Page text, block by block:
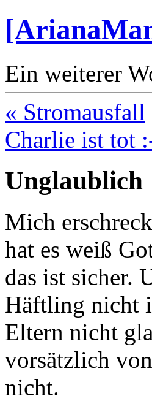
Ein weiterer
« Stromausfall
Charlie ist tot
Unglaublich
Mich
hat es weiß
das ist sicher.
Häftling nicht
Eltern nicht
vorsätzlich
nicht.